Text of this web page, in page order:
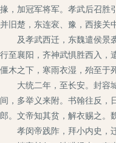
掾，加冠军将军。孝武后召胜
并旧楚，东连衮、豫，西接关
及孝武西迁，东魏遣侯景袭
行至襄阳，齐神武惧胜西入，
僵木之下，寒雨衣湿，殆至于死
大统二年，至长安。封容城
间，多举义来附。书翰往反，
郎。文帝知其贫，解衣赐之。
孝闵帝践阼，拜小内史，迁